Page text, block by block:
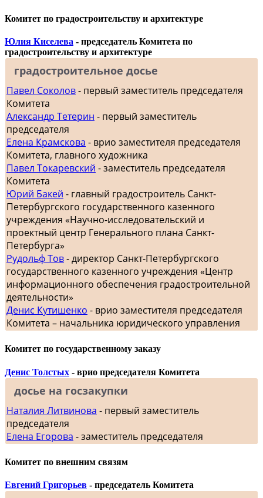
Комитет по градостроительству и архитектуре
Юлия Киселева - председатель Комитета по
градостроительству и архитектуре
градостроительное досье
Павел Соколов- первый заместитель председателя
Комитета
Александр Тетерин - первый заместитель
председателя
Елена Крамскова - врио заместителя председателя
Комитета, главного художника
Павел Токаревский - заместитель председателя
Комитета
Юрий Бакей - главный градостроитель Санкт-
Петербургского государственного казенного
учреждения «Научно-исследовательский и
проектный центр Генерального плана Санкт-
Петербурга»
Рудольф Тов- директор Санкт-Петербургского
государственного казенного учреждения «Центр
информационного обеспечения градостроительной
деятельности»
Денис Кутишенко - врио заместителя председателя
Комитета – начальника юридического управления
Комитет по государственному заказу
Денис Толстых - врио председателя Комитета
досье на госзакупки
Наталия Литвинова - первый заместитель
председателя
Елена Егорова - заместитель председателя
Комитет по внешним связям
Евгений Григорьев - председатель Комитета